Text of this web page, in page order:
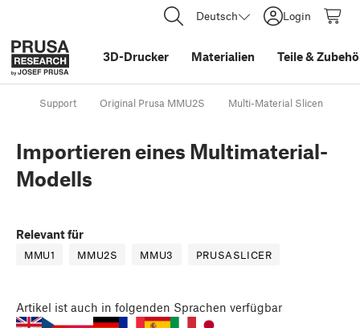
Deutsch Login
3D-Drucker Materialien Teile&
Support Original Prusa MMU2S Multi-Material Slicen
Importieren eines Multimaterial-
Modells
Relevant für
MMU1 MMU2S MMU3 PRUSASLICER
Artikel ist auch in folgenden Sprachen verfügbar